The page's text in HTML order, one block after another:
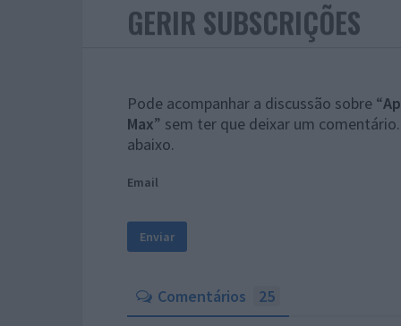
GERIR SUBSCRIÇÕES
Pode acompanhar a discussão sobre “
Max” sem ter que deixar um
abaixo.
Email
Comentários 25